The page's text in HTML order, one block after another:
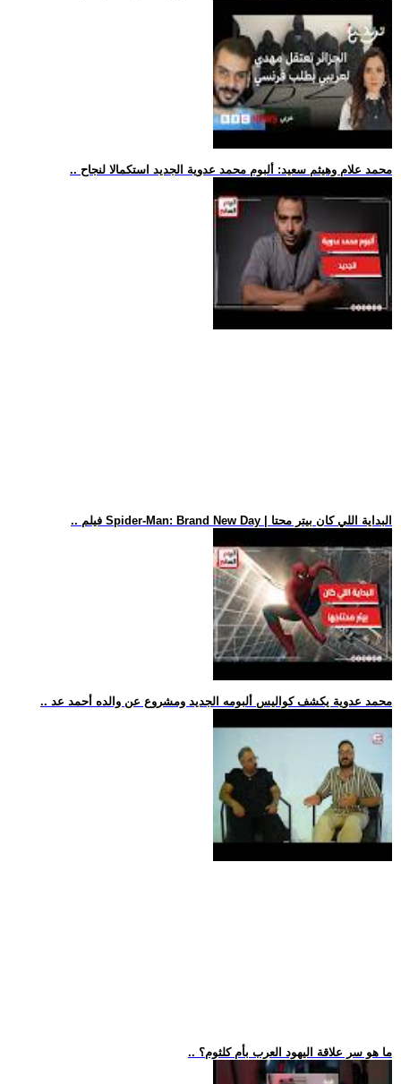
.. محمد علام وهيثم سعيد: ألبوم محمد عدوية الجديد استكمالا لنجاح
.. فيلم Spider-Man: Brand New Day | البداية اللي كان بيتر محتا
.. محمد عدوية يكشف كواليس ألبومه الجديد ومشروع عن والده أحمد عد
.. ما هو سر علاقة اليهود العرب بأم كلثوم؟